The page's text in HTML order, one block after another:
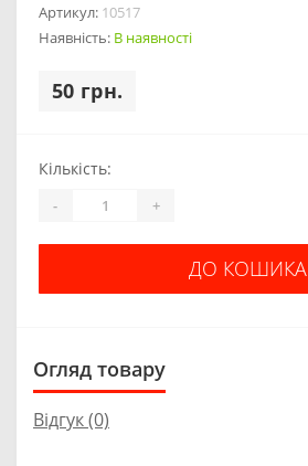
Артикул: 10517
Наявність: В наявності
50 грн.
Кількість:
- +
ДО КОШИКА
Огляд товару
Відгук (0)